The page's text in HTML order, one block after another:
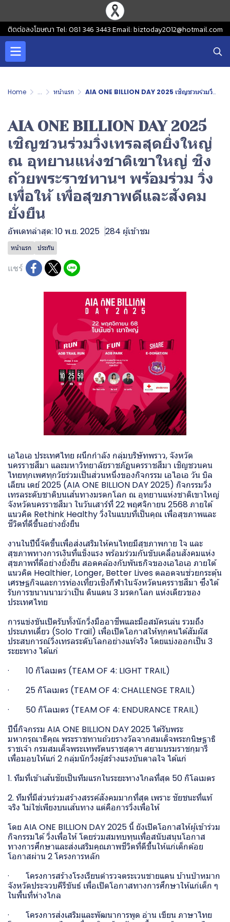
ติดต่อลงโฆษณา Tel: 081 346 3443 Email: biztoday2012@hotmail.com
Home ... หน้าแรก AIA ONE BILLION DAY 2025 เชิญชวนร่วมวิ่งเทรลสุดยิ่งใหญ่ ณ อุทยานแห่งชาติเขาใหญ่ ชิงถ้วยพระราชทานฯ พร้อมร่วม วิ่งเพื่อให้ เพื่อสุขภาพดีและสังคมยั่งยืน
AIA ONE BILLION DAY 2025
เชิญชวนร่วมวิ่งเทรลสุดยิ่งใหญ่
ณ อุทยานแห่งชาติเขาใหญ่ ชิง
ถ้วยพระราชทานฯ พร้อมร่วม วิ่ง
เพื่อให้ เพื่อสุขภาพดีและสังคม
ยั่งยืน
อัพเดทล่าสุด: 10 พ.ย. 2025 284 ผู้เข้าชม
หน้าแรก ประกัน
แชร์
เอไอเอ ประเทศไทย ผนึกกำลัง กลุ่มบริษัทพราว, จังหวัด
นครราชสีมา และมหาวิทยาลัยราชภัฏนครราชสีมา เชิญชวนคน
ไทยทุกเพศทุกวัยร่วมเป็นส่วนหนึ่งของกิจกรรม เอไอเอ วัน บิล
เลียน เดย์ 2025 (AIA ONE BILLION DAY 2025) กิจกรรมวิ่ง
เทรลระดับชาติบนเส้นทางมรดกโลก ณ อุทยานแห่งชาติเขาใหญ่
จังหวัดนครราชสีมา ในวันเสาร์ที่ 22 พฤศจิกายน 2568 ภายใต้
แนวคิด Rethink Healthy วิ่งในแบบที่เป็นคุณ เพื่อสุขภาพและ
ชีวิตที่ดีขึ้นอย่างยั่งยืน
งานในปีนี้จัดขึ้นเพื่อส่งเสริมให้คนไทยมีสุขภาพกาย ใจ และ
สุขภาพทางการเงินที่แข็งแรง พร้อมร่วมกันขับเคลื่อนสังคมแห่ง
สุขภาพที่ดีอย่างยั่งยืน สอดคล้องกับพันธกิจของเอไอเอ ภายใต้
แนวคิด Healthier, Longer, Better Lives ตลอดจนช่วยกระตุ้น
เศรษฐกิจและการท่องเที่ยวเชิงกีฬาในจังหวัดนครราชสีมา ซึ่งได้
รับการขนานนามว่าเป็น ดินแดน 3 มรดกโลก แห่งเดียวของ
ประเทศไทย
การแข่งขันเปิดรับทั้งนักวิ่งมืออาชีพและมือสมัครเล่น รวมถึง
ประเภทเดี่ยว (Solo Trail) เพื่อเปิดโอกาสให้ทุกคนได้สัมผัส
ประสบการณ์วิ่งเทรลระดับโลกอย่างแท้จริง โดยแบ่งออกเป็น 3
ระยะทาง ได้แก่
· 10 กิโลเมตร (TEAM OF 4: LIGHT TRAIL)
· 25 กิโลเมตร (TEAM OF 4: CHALLENGE TRAIL)
· 50 กิโลเมตร (TEAM OF 4: ENDURANCE TRAIL)
ปีนี้กิจกรรม AIA ONE BILLION DAY 2025 ได้รับพระ
มหากรุณาธิคุณ พระราชทานถ้วยรางวัลจากสมเด็จพระกนิษฐาธิ
ราชเจ้า กรมสมเด็จพระเทพรัตนราชสุดาฯ สยามบรมราชกุมารี
เพื่อมอบให้แก่ 2 กลุ่มนักวิ่งผู้สร้างแรงบันดาลใจ ได้แก่
1. ทีมที่เข้าเส้นชัยเป็นทีมแรกในระยะทางไกลที่สุด 50 กิโลเมตร
2. ทีมที่มีส่วนร่วมสร้างสรรค์สังคมมากที่สุด เพราะ ชัยชนะที่แท้
จริง ไม่ใช่เพียงบนเส้นทาง แต่คือการวิ่งเพื่อให้
โดย AIA ONE BILLION DAY 2025 นี้ ยังเปิดโอกาสให้ผู้เข้าร่วม
กิจกรรมได้ วิ่งเพื่อให้ โดยร่วมสมทบทุนเพื่อสนับสนุนโอกาส
ทางการศึกษาและส่งเสริมคุณภาพชีวิตที่ดีขึ้นให้แก่เด็กด้อย
โอกาสผ่าน 2 โครงการหลัก
· โครงการสร้างโรงเรียนตำรวจตระเวนชายแดน บ้านป่าหมาก
จังหวัดประจวบคีรีขันธ์ เพื่อเปิดโอกาสทางการศึกษาให้แก่เด็ก ๆ
ในพื้นที่ห่างไกล
· โครงการส่งเสริมและพัฒนาการพูด อ่าน เขียน ภาษาไทย